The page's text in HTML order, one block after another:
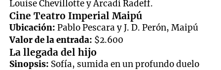
Louise Chevillotte y Arcadi Radeff.
Cine Teatro Imperial Maipú
Ubicación: Pablo Pescara y J. D. Perón, Maipú
Valor de la entrada: $2.600
La llegada del hijo
Sinopsis: Sofía, sumida en un profundo duelo